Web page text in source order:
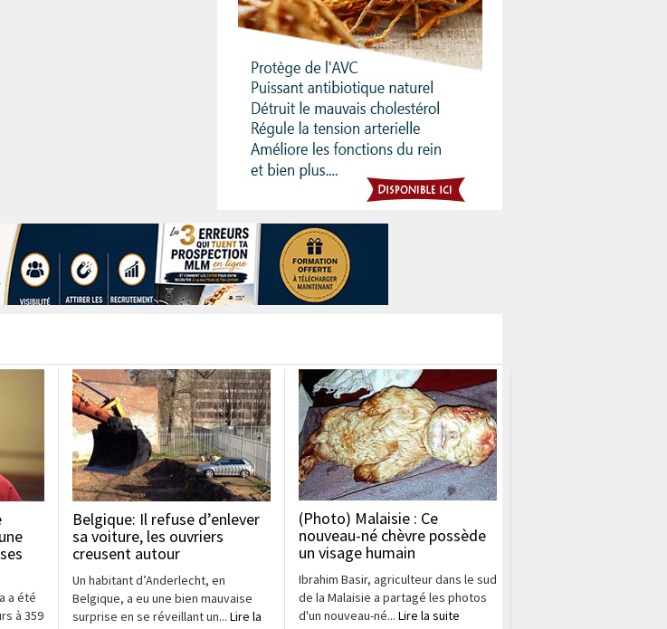
a été
à 359
Belgique: Il refuse d’enlever
sa voiture, les ouvriers
creusent autour
Un habitant d’Anderlecht, en
Belgique, a eu une bien mauvaise
surprise en se réveillant un... Lire la
(Photo) Malaisie : Ce
nouveau-né chèvre possède
un visage humain
Ibrahim Basir, agriculteur dans le sud
de la Malaisie a partagé les photos
d'un nouveau-né... Lire la suite